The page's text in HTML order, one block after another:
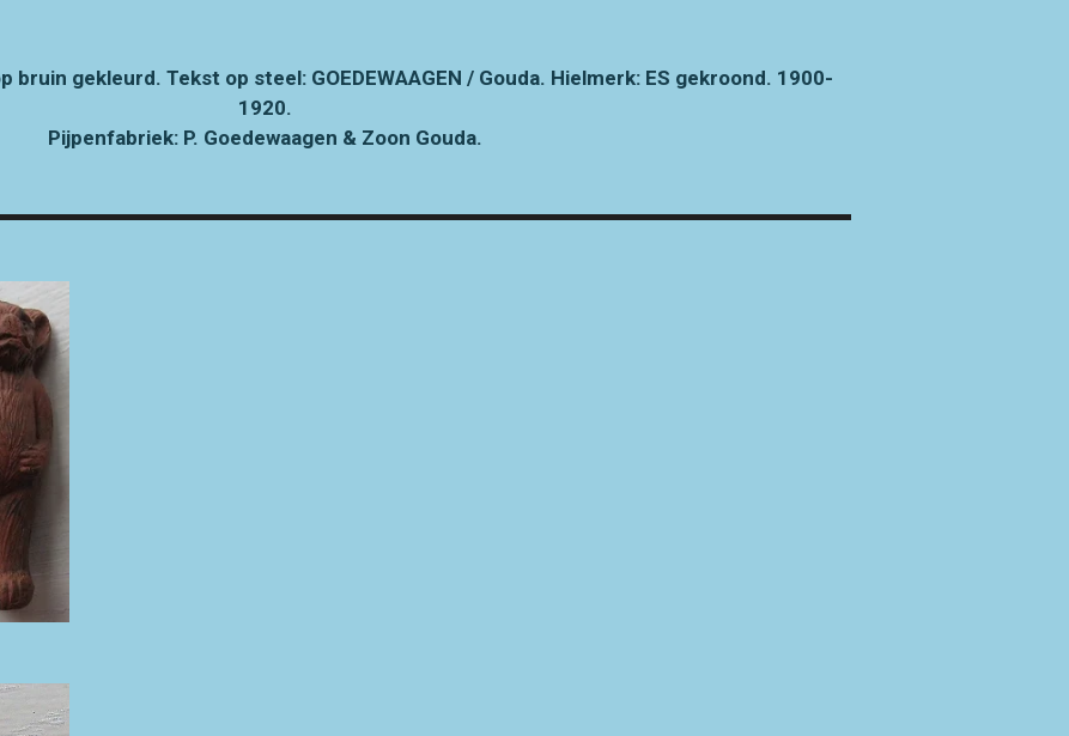
bruin gekleurd. Tekst op steel:GOEDEWAAGEN / Gouda. Hielmerk: ES gekroond. 1900-
1920.
Pijpenfabriek: P. Goedewaagen & Zoon Gouda.